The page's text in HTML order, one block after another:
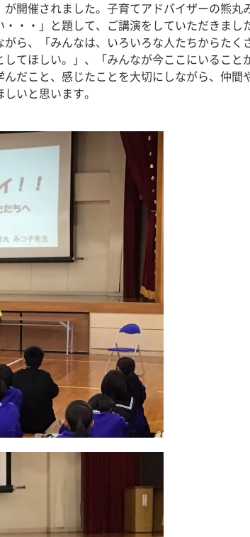
開催されました。子育てアドバイザーの熊丸
・・」と題して、ご講演をしていただきま
ら、「みんなは、いろいろな人たちからたく
てほしい。」、「みんなが今ここにいること
だこと、感じたことを大切にしながら、仲間
いと思います。